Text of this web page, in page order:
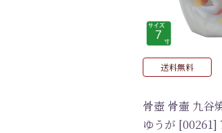
送料無料
骨壺 骨壷 九谷
ゆうが [00261]